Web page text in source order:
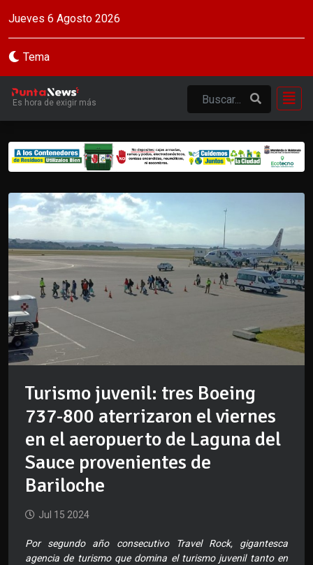
Jueves 6 Agosto 2026
Tema
Es hora de exigir más
Turismo juvenil: tres Boeing
737-800 aterrizaron el viernes
en el aeropuerto de Laguna del
Sauce provenientes de
Bariloche
Jul 15 2024
Por segundo año consecutivo Travel Rock, gigantesca
agencia de turismo que domina el turismo juvenil tanto en